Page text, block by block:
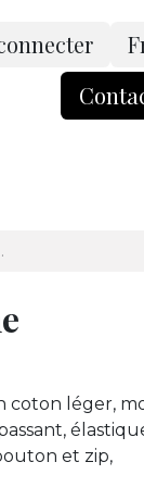
coton léger,
et zip,